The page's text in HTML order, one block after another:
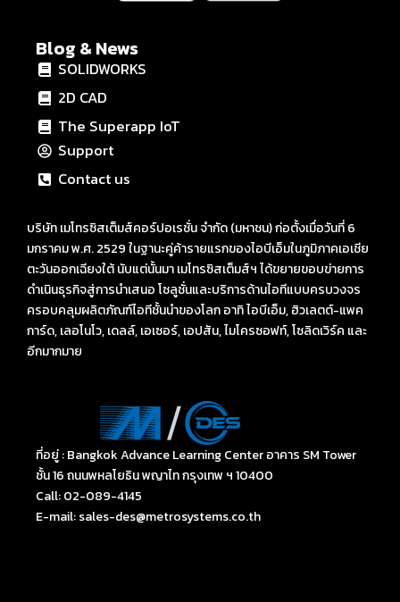
Blog & News
SOLIDWORKS
2D CAD
The Superapp IoT
Support
Contact us
บริษัท เมโทรซิสเต็มส์คอร์ปอเรชั่น จำกัด (มหาชน) ก่อตั้งเมื่อวันที่ 6
มกราคม พ.ศ. 2529 ในฐานะคู่ค้ารายแรกของไอบีเอ็มในภูมิภาคเอเชีย
ตะวันออกเฉียงใต้ นับแต่นั้นมา เมโทรซิสเต็มส์ฯ ได้ขยายขอบข่ายการ
ดำเนินธุรกิจสู่การนำเสนอ โซลูชั่นและบริการด้านไอทีแบบครบวงจร
ครอบคลุมผลิตภัณฑ์ไอทีชั้นนำของโลก อาทิ ไอบีเอ็ม, ฮิวเลตต์-แพค
การ์ด, เลอโนโว, เดลล์, เอเซอร์, เอปสัน, ไมโครซอฟท์, โซลิดเวิร์ค และ
อีกมากมาย
ที่อยู่ : Bangkok Advance Learning Center อาคาร SM Tower
ชั้น 16 ถนนพหลโยธิน พญาไท กรุงเทพ ฯ 10400
Call: 02-089-4145
E-mail: sales-des@metrosystems.co.th